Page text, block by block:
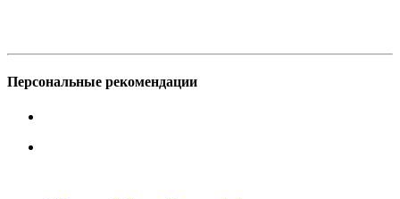
Персональные рекомендации